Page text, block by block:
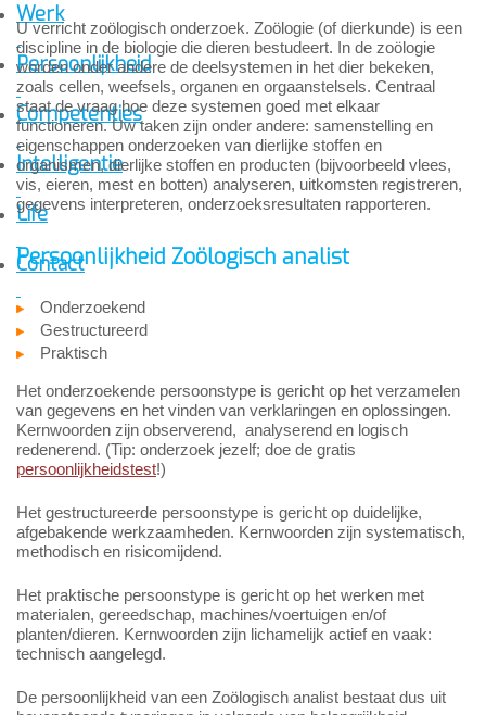
Werk
Persoonlijkheid
Competenties
Intelligentie
Life
Contact
U verricht zoölogisch onderzoek. Zoölogie (of dierkunde) is een
discipline in de biologie die dieren bestudeert. In de zoölogie
worden onder andere de deelsystemen in het dier bekeken,
zoals cellen, weefsels, organen en orgaanstelsels. Centraal
staat de vraag hoe deze systemen goed met elkaar
functioneren. Uw taken zijn onder andere: samenstelling en
eigenschappen onderzoeken van dierlijke stoffen en
organismen, dierlijke stoffen en producten (bijvoorbeeld vlees,
vis, eieren, mest en botten) analyseren, uitkomsten registreren,
gegevens interpreteren, onderzoeksresultaten rapporteren.
Persoonlijkheid Zoölogisch analist
Onderzoekend
Gestructureerd
Praktisch
Het onderzoekende persoonstype is gericht op het verzamelen
van gegevens en het vinden van verklaringen en oplossingen.
Kernwoorden zijn observerend, analyserend en logisch
redenerend. (Tip: onderzoek jezelf; doe de gratis
persoonlijkheidstest!)
Het gestructureerde persoonstype is gericht op duidelijke,
afgebakende werkzaamheden. Kernwoorden zijn systematisch,
methodisch en risicomijdend.
Het praktische persoonstype is gericht op het werken met
materialen, gereedschap, machines/voertuigen en/of
planten/dieren. Kernwoorden zijn lichamelijk actief en vaak:
technisch aangelegd.
De persoonlijkheid van een Zoölogisch analist bestaat dus uit